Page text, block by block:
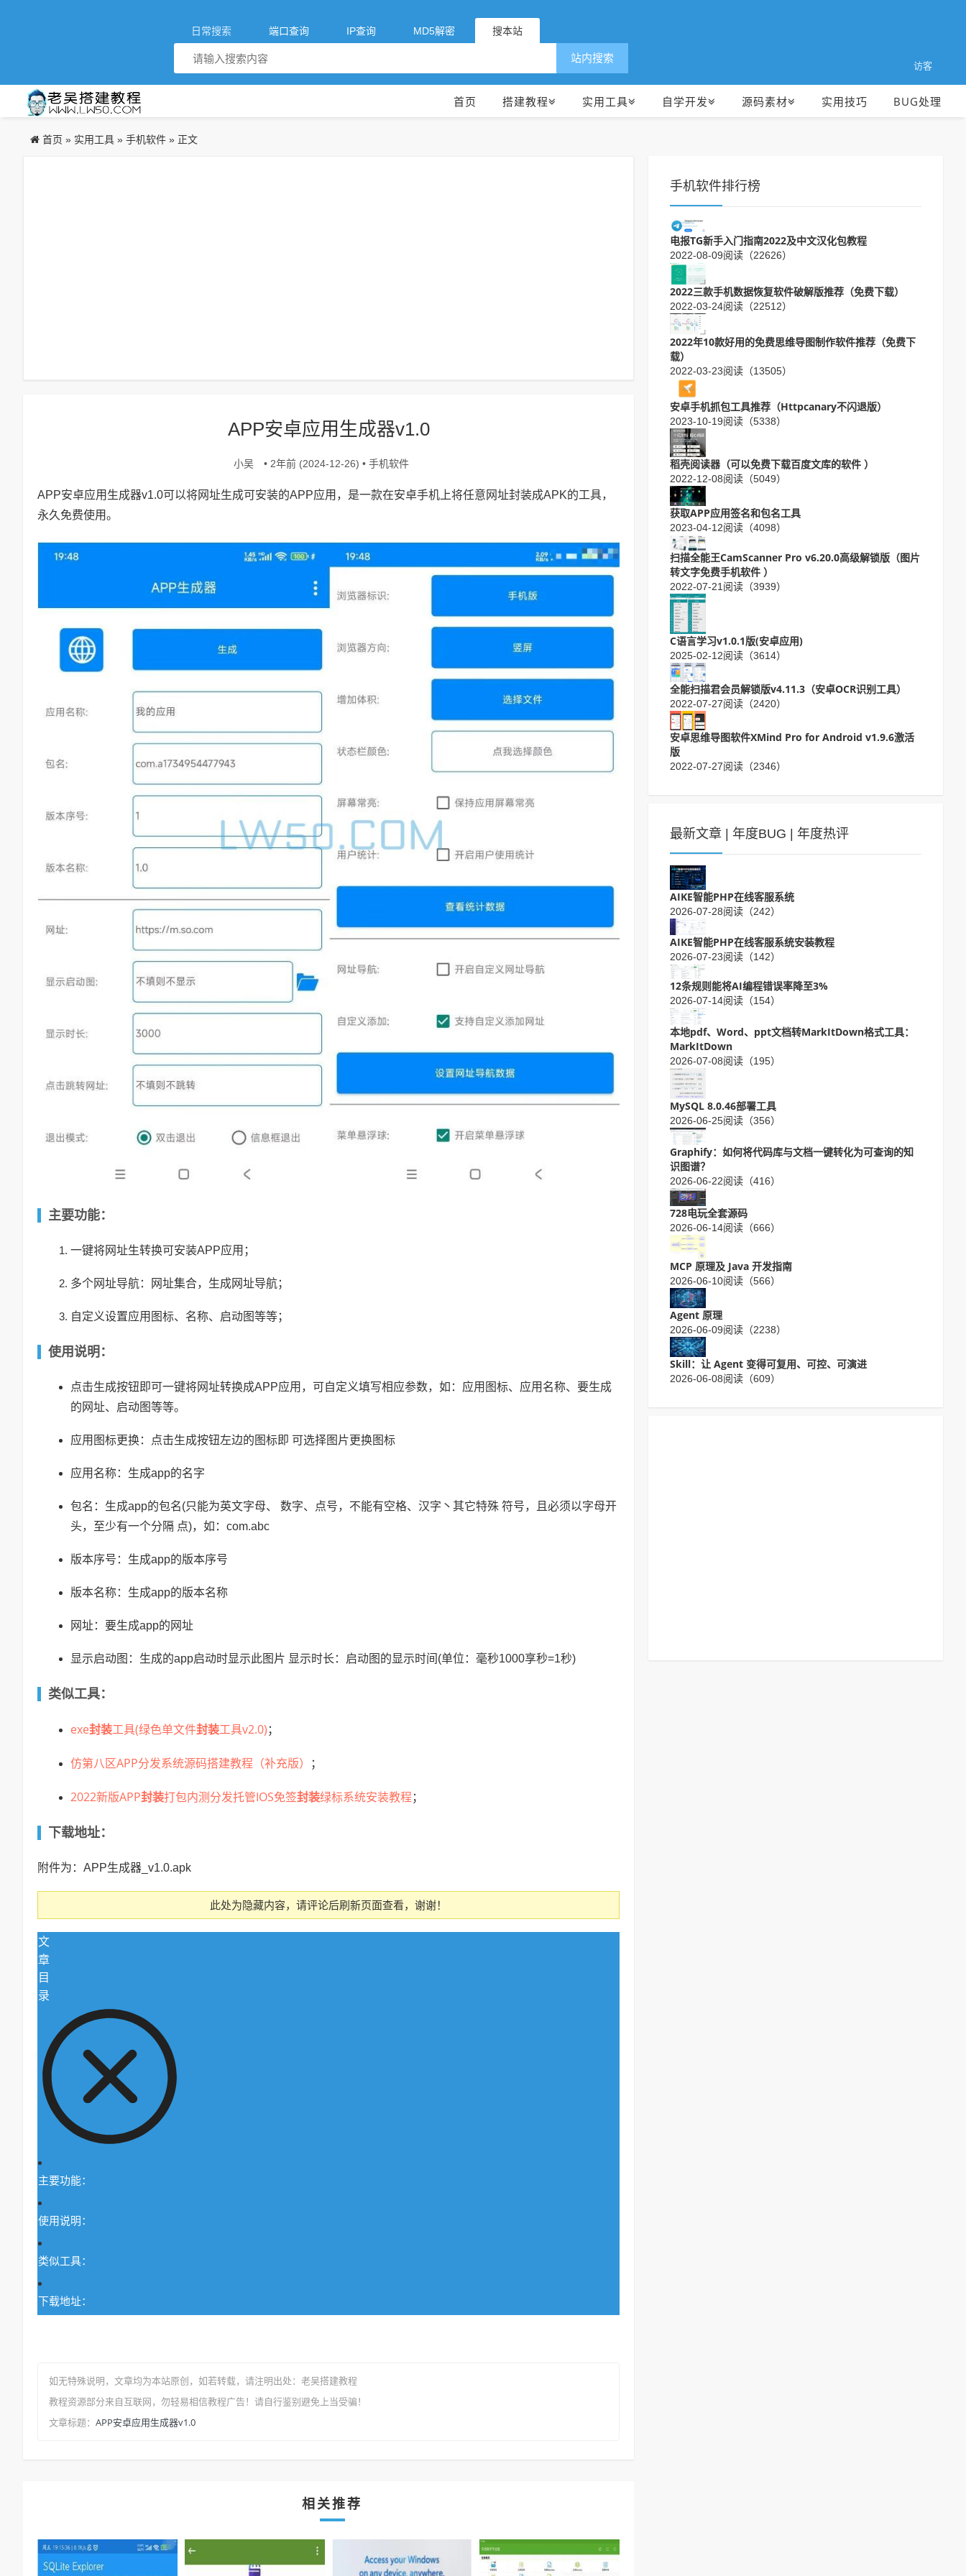
日常搜索 端口查询 IP查询 MD5解密 搜本站
访客
站内搜索
首页 搭建教程 实用工具 自学开发 源码素材 实用技巧 BUG处理
首页 » 实用工具 » 手机软件 » 正文
APP安卓应用生成器v1.0
小吴 • 2年前 (2024-12-26) • 手机软件
APP安卓应用生成器v1.0可以将网址生成可安装的APP应用，是一款在安卓手机上将任意网址封装成APK的工具，
永久免费使用。
主要功能：
一键将网址生转换可安装APP应用；
多个网址导航：网址集合，生成网址导航；
自定义设置应用图标、名称、启动图等等；
使用说明：
点击生成按钮即可一键将网址转换成APP应用，可自定义填写相应参数，如：应用图标、应用名称、要生成
的网址、启动图等等。
应用图标更换：点击生成按钮左边的图标即 可选择图片更换图标
应用名称：生成app的名字
包名：生成app的包名(只能为英文字母、 数字、点号，不能有空格、汉字丶其它特殊 符号，且必须以字母开
头，至少有一个分隔 点)，如：com.abc
版本序号：生成app的版本序号
版本名称：生成app的版本名称
网址：要生成app的网址
显示启动图：生成的app启动时显示此图片 显示时长：启动图的显示时间(单位：毫秒1000享秒=1秒)
类似工具：
exe封装工具(绿色单文件封装工具v2.0) ；
仿第八区APP分发系统源码搭建教程（补充版） ；
2022新版APP封装打包内测分发托管IOS免签封装绿标系统安装教程 ；
下载地址：
附件为：APP生成器_v1.0.apk
此处为隐藏内容，请评论后刷新页面查看，谢谢！
文
章
目
录
主要功能：
使用说明：
类似工具：
下载地址：
如无特殊说明，文章均为本站原创 ，如若转载，请注明出处： 老吴搭建教程
教程资源部分来自互联网，勿轻易相信教程广告！请自行鉴别避免上当受骗！
文章标题： APP安卓应用生成器v1.0
相关推荐
手机软件排行榜
电报TG新手入门指南2022及中文汉化包教程
2022-08-09阅读（22626）
2022三款手机数据恢复软件破解版推荐（免费下载）
2022-03-24阅读（22512）
2022年10款好用的免费思维导图制作软件推荐（免费下
载）
2022-03-23阅读（13505）
安卓手机抓包工具推荐（Httpcanary不闪退版）
2023-10-19阅读（5338）
稻壳阅读器（可以免费下载百度文库的软件 ）
2022-12-08阅读（5049）
获取APP应用签名和包名工具
2023-04-12阅读（4098）
扫描全能王CamScanner Pro v6.20.0高级解锁版（图片
转文字免费手机软件 ）
2022-07-21 阅读（3939）
C语言学习v1.0.1版(安卓应用)
2025-02-12阅读（3614）
全能扫描君会员解锁版v4.11.3（安卓OCR识别工具）
2022-07-27阅读（2420）
安卓思维导图软件XMind Pro for Android v1.9.6激活
版
2022-07-27阅读（2346）
最新文章 年度BUG 年度热评
AIKE智能PHP在线客服系统
2026-07-28阅读（242）
AIKE智能PHP在线客服系统安装教程
2026-07-23阅读（142）
12条规则能将AI编程错误率降至3%
2026-07-14阅读（154）
本地pdf、Word、ppt文档转MarkItDown格式工具：
MarkItDown
2026-07-08阅读（195）
MySQL 8.0.46部署工具
2026-06-25阅读（356）
Graphify：如何将代码库与文档一键转化为可查询的知
识图谱？
2026-06-22阅读（416）
728电玩全套源码
2026-06-14阅读（666）
MCP 原理及 Java 开发指南
2026-06-10阅读（566）
Agent 原理
2026-06-09阅读（2238）
Skill：让 Agent 变得可复用、可控、可演进
2026-06-08阅读（609）